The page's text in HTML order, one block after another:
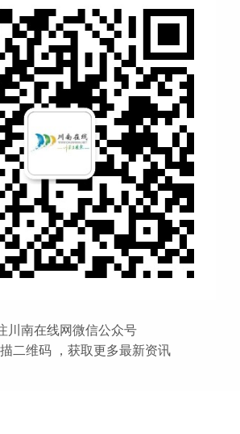
川南在线网微信公众号
二维码 ，获取更多最新资讯